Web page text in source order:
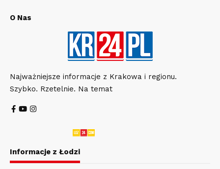
O Nas
Najważniejsze informacje z Krakowa i regionu.
Szybko. Rzetelnie. Na temat
Informacje z Łodzi